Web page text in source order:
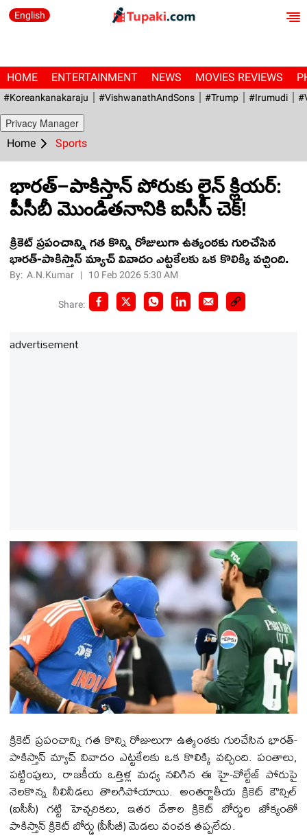
English
HOME ENTERTAINMENT NEWS MOVIES REVIEWS
#Koreankanakaraju #VishwanathAndSons #Trump #irumudi
Privacy Manager
Home Sports
భారత్–పాకిస్తాన్ పోరుకు లైన్ క్లియర్:
పీసీబీ మొండితనానికి ఐసీసీ చెక్!
క్రికెట్ ప్రపంచాన్ని గత కొన్ని రోజులుగా ఉత్కంఠకు గురిచేసిన
భారత్-పాకిస్తాన్ మ్యాచ్ వివాదం ఎట్టకేలకు ఒక కొలిక్కి వచ్చింది.
By:A.N.Kumar | 10 Feb 2026 5:30 AM
Share:
advertisement
క్రికెట్ ప్రపంచాన్ని గత కొన్ని రోజులుగా ఉత్కంఠకు గురిచేసిన భారత్-
పాకిస్తాన్ మ్యాచ్ వివాదం ఎట్టకేలకు ఒక కొలిక్కి వచ్చింది. పంతాలు,
పట్టింపులు, రాజకీయ ఒత్తిళ్ల మధ్య నలిగిన ఈ హై-వోల్టేజ్ పోరుపై
నెలకొన్న నీలినీడలు తొలగిపోయాయి. అంతర్జాతీయ క్రికెట్ కౌన్సిల్
(ఐసీసీ) గట్టి హెచ్చరికలు, ఇతర దేశాల క్రికెట్ బోర్డుల జోక్యంతో
పాకిస్తాన్ క్రికెట్ బోర్డు (పీసీబీ) మెడలు వంచక తప్పలేదు.